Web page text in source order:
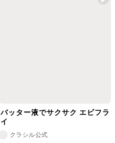
バッター液でサクサク エビフラ
イ
クラシル公式